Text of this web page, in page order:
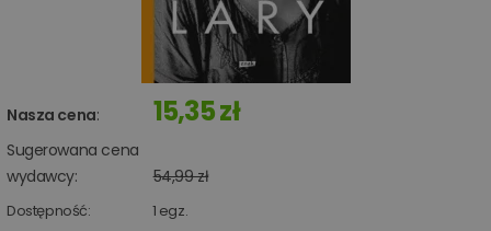
Nasza cena: 15,35 zł
Sugerowana cena
wydawcy:
54,99 zł
Dostępność: 1 egz.